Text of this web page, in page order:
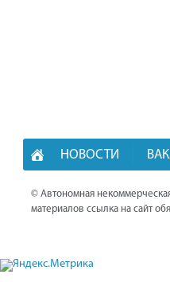
НОВОСТИ
© Автономная
материалов ссылка на сайт